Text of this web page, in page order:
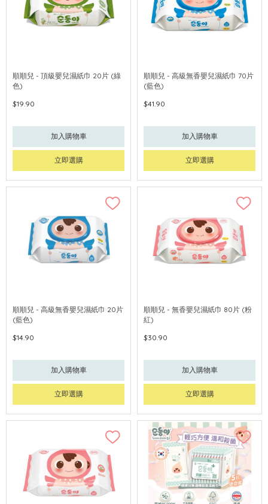
順順兒 - 頂級嬰兒濕紙巾 20片 (綠
色)
$19.90
加入購物車
立即選購
順順兒 - 高級無香嬰兒濕紙巾 70片
(藍色)
$41.90
加入購物車
立即選購
順順兒 - 高級無香嬰兒濕紙巾 20片
(藍色)
$14.90
加入購物車
立即選購
順順兒 - 無香嬰兒濕紙巾 80片 (粉
紅)
$30.90
加入購物車
立即選購